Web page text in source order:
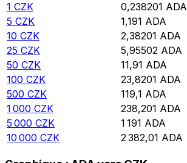
1 CZK 0,238201 ADA
5 CZK 1,191 ADA
10 CZK 2,38201 ADA
25 CZK 5,95502 ADA
50 CZK 11,91 ADA
100 CZK 23,8201 ADA
500 CZK 119,1 ADA
1 000 CZK 238,201 ADA
5 000 CZK 1 191 ADA
10 000 CZK 2 382,01 ADA